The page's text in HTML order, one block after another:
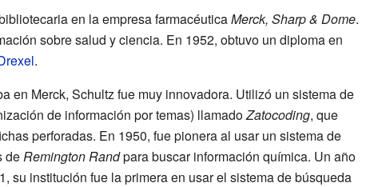
en la empresa farmacéuticaMerck, Sharp & Dome.
sobre salud y ciencia. En 1952, obtuvo un diploma en
.
en Merck, Schultz fue muy innovadora. Utilizó un sistema de
de información por temas) llamadoZatocoding, que
perforadas. En 1950, fue pionera al usar un sistema de
deRemington Randpara buscar información química. Un año
su institución fue la primera en usar el sistema de búsqueda